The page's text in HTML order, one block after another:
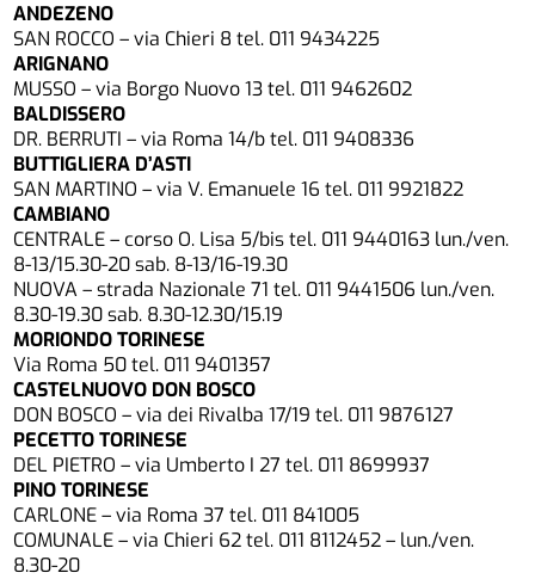
ANDEZENO
SAN ROCCO – via Chieri 8 tel. 011 9434225
ARIGNANO
MUSSO – via Borgo Nuovo 13 tel. 011 9462602
BALDISSERO
DR. BERRUTI – via Roma 14/b tel. 011 9408336
BUTTIGLIERA D’ASTI
SAN MARTINO – via V. Emanuele 16 tel. 011 9921822
CAMBIANO
CENTRALE – corso O. Lisa 5/bis tel. 011 9440163 lun./ven.
8-13/15.30-20 sab. 8-13/16-19.30
NUOVA – strada Nazionale 71 tel. 011 9441506 lun./ven.
8.30-19.30 sab. 8.30-12.30/15.19
MORIONDO TORINESE
Via Roma 50 tel. 011 9401357
CASTELNUOVO DON BOSCO
DON BOSCO – via dei Rivalba 17/19 tel. 011 9876127
PECETTO TORINESE
DEL PIETRO – via Umberto I 27 tel. 011 8699937
PINO TORINESE
CARLONE – via Roma 37 tel. 011 841005
COMUNALE – via Chieri 62 tel. 011 8112452 – lun./ven.
8.30-20